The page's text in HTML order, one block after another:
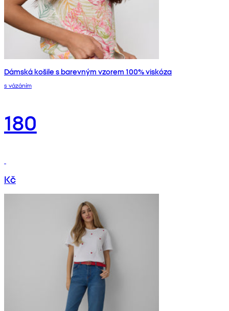
Dámská košile s barevným vzorem 100% viskóza
s vázáním
180
Kč